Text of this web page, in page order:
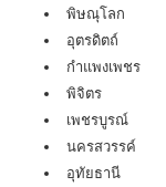
พิษณุโลก
อุตรดิตถ์
กำแพงเพชร
พิจิตร
เพชรบูรณ์
นครสวรรค์
อุทัยธานี